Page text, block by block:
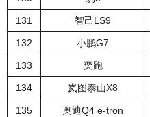
131 智己LS9
132 小鹏G7
133 奕跑
134 岚图泰山X8
135 奥迪Q4 e-tron